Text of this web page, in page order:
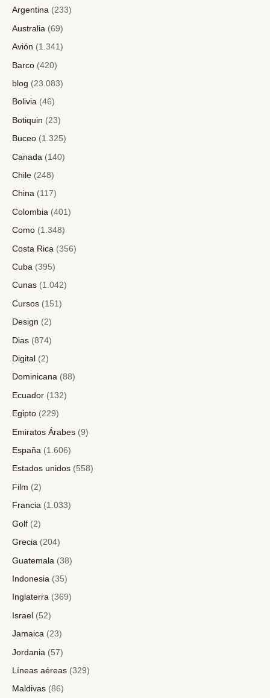
Argentina (233)
Australia (69)
Avión (1.341)
Barco (420)
blog (23.083)
Bolivia (46)
Botiquin (23)
Buceo (1.325)
Canada (140)
Chile (248)
China (117)
Colombia (401)
Como (1.348)
Costa Rica (356)
Cuba (395)
Cunas (1.042)
Cursos (151)
Design (2)
Dias (874)
Digital (2)
Dominicana (88)
Ecuador (132)
Egipto (229)
Emiratos Árabes (9)
España (1.606)
Estados unidos (558)
Film (2)
Francia (1.033)
Golf (2)
Grecia (204)
Guatemala (38)
Indonesia (35)
Inglaterra (369)
Israel (52)
Jamaica (23)
Jordania (57)
Líneas aéreas (329)
Maldivas (86)